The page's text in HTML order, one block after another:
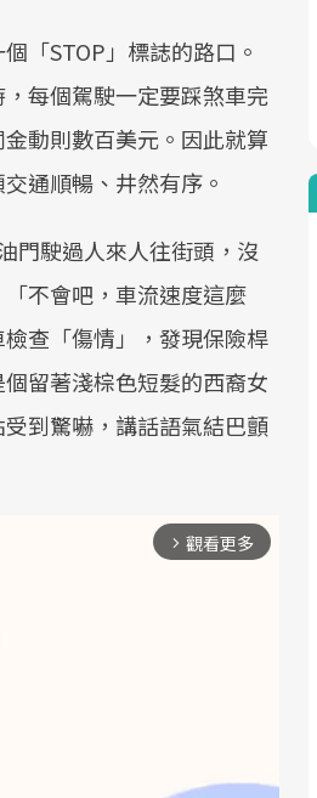
「STOP」標誌的路口。
每個駕駛一定要踩煞車完
動則數百美元。因此就算
通順暢、井然有序。
門駛過人來人往街頭，沒
不會吧，車流速度這麼
查「傷情」，發現保險桿
留著淺棕色短髮的西裔女
到驚嚇，講話語氣結巴顫
arrow_forward_ios 觀看更多
健康管理的重要起點。
前往專題
前往專題
前往專題